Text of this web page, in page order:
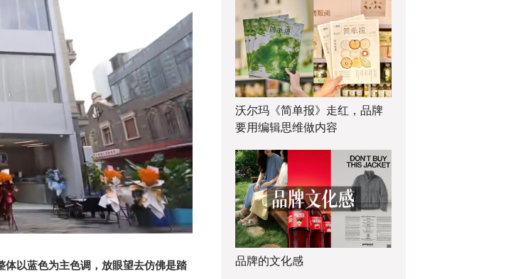
体以蓝色为主色调，放眼望去仿佛是踏
沃尔玛《简单报》走红，品牌
要用编辑思维做内容
品牌的文化感